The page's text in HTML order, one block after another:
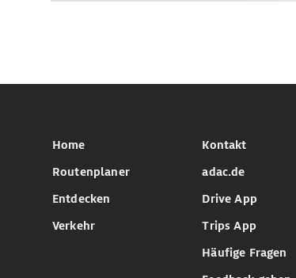
Home
Routenplaner
Entdecken
Verkehr
Kontakt
adac.de
Drive App
Trips App
Häufige Fragen